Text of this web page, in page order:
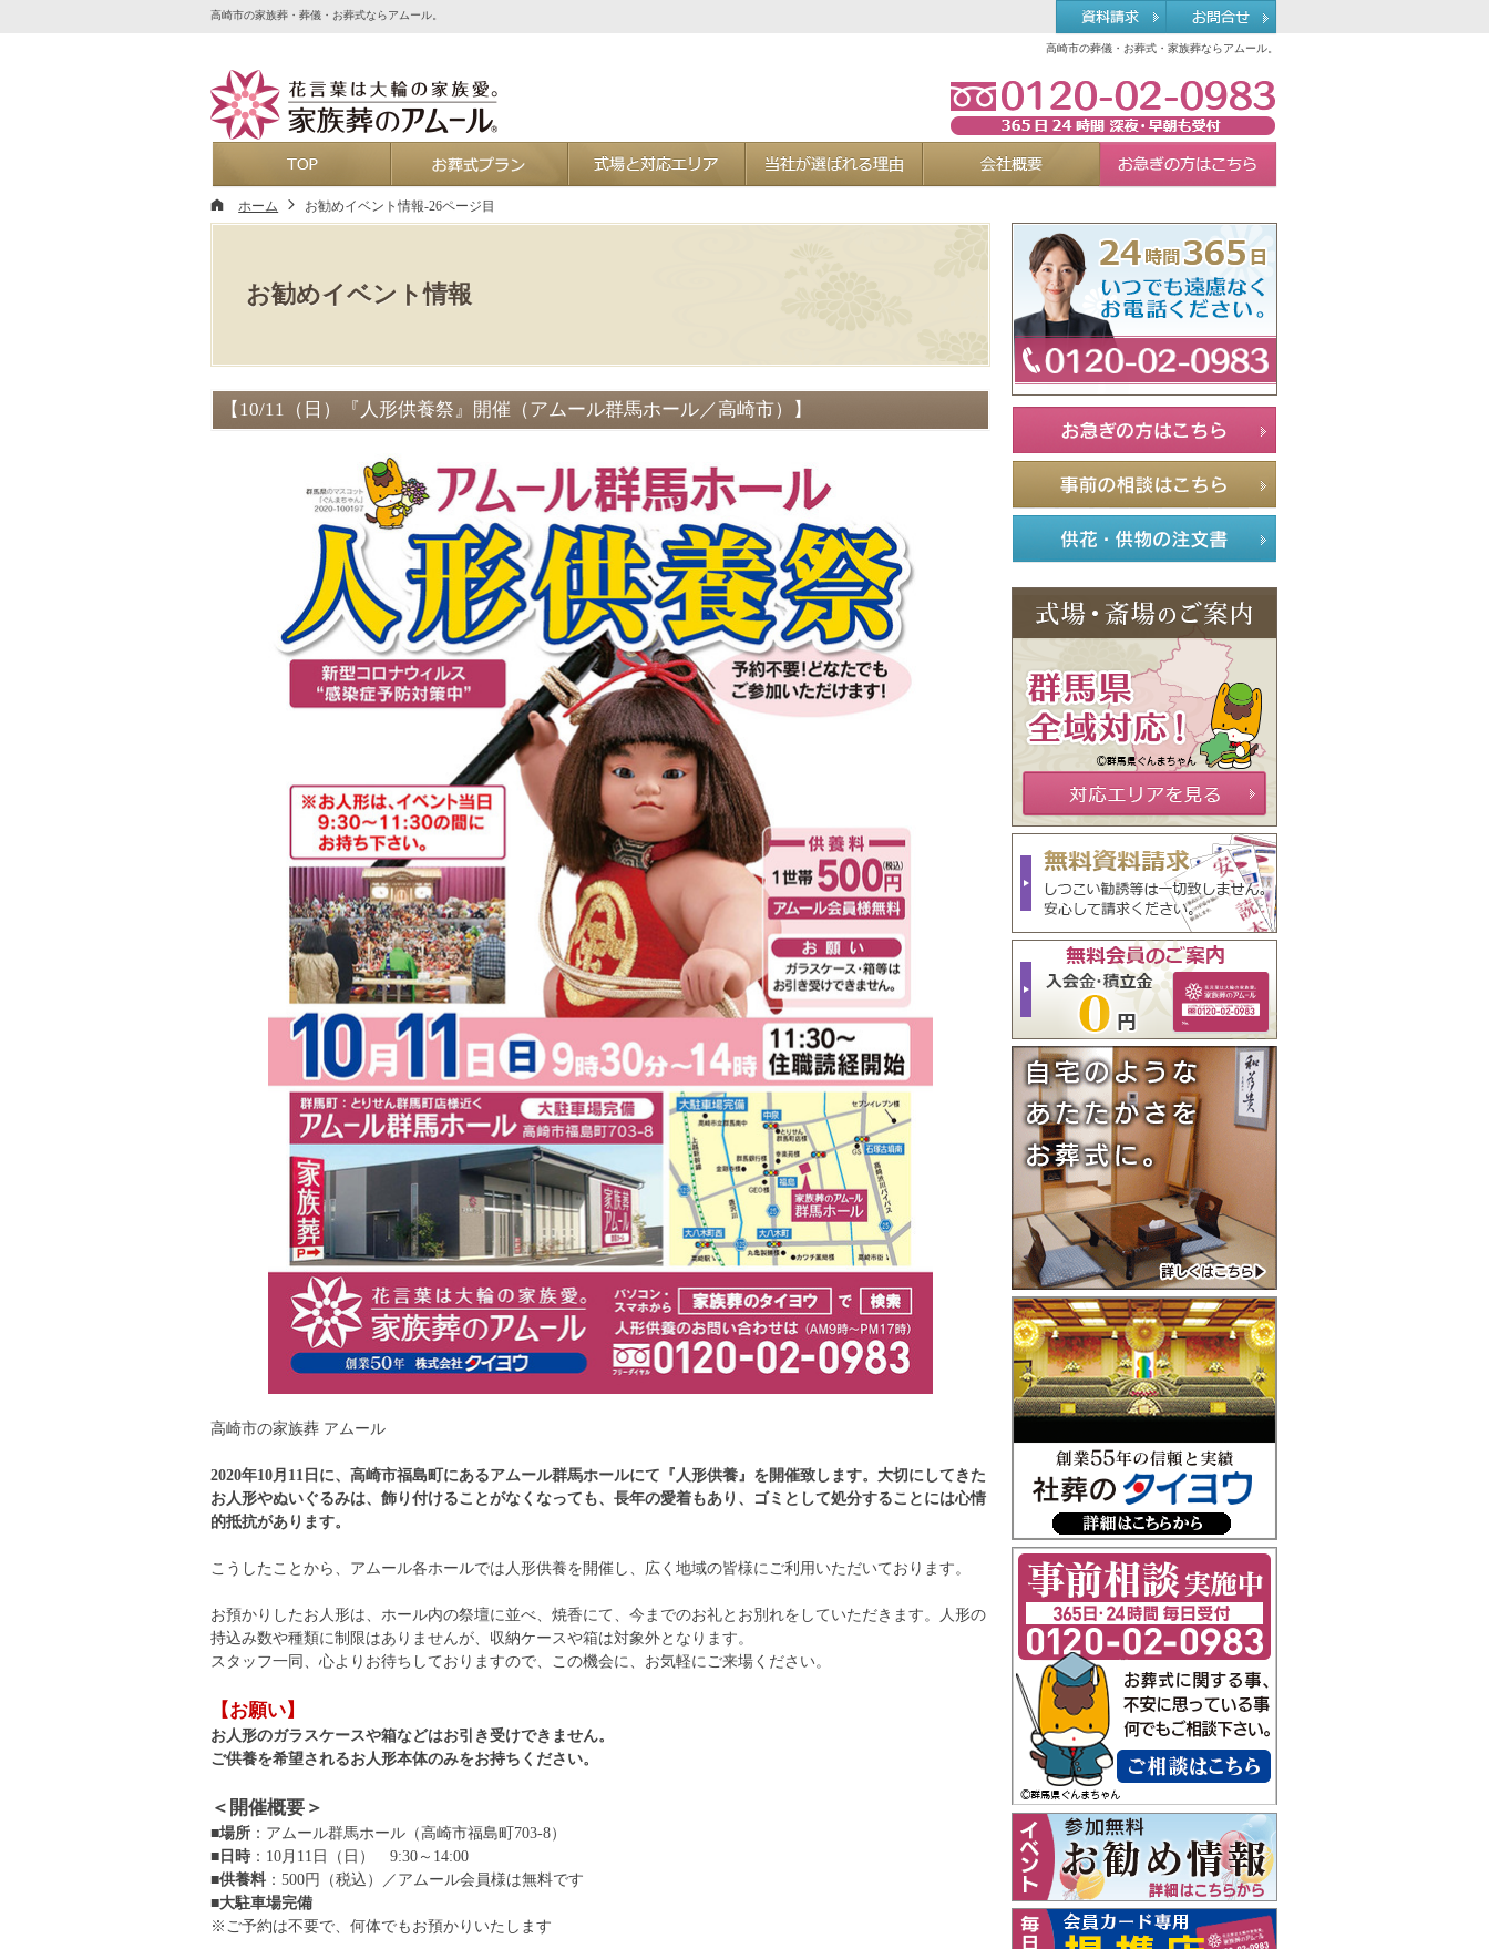
お勧めイベント情報
高崎市の葬儀・お葬式・家族葬ならアムール。
高崎市の家族葬・葬儀・お葬式ならアムール。
【10/11（日）『人形供養祭』開催（アムール群馬ホール／高崎市）】
高崎市の家族葬 アムール
2020年10月11日に、高崎市福島町にあるアムール群馬ホールにて『人形供養』を開催致します。大切にしてきた
お人形やぬいぐるみは、飾り付けることがなくなっても、長年の愛着もあり、ゴミとして処分することには心情
的抵抗があります。
こうしたことから、アムール各ホールでは人形供養を開催し、広く地域の皆様にご利用いただいております。
お預かりしたお人形は、ホール内の祭壇に並べ、焼香にて、今までのお礼とお別れをしていただきます。人形の
持込み数や種類に制限はありませんが、収納ケースや箱は対象外となります。
スタッフ一同、心よりお待ちしておりますので、この機会に、お気軽にご来場ください。
【お願い】
お人形のガラスケースや箱などはお引き受けできません。
ご供養を希望されるお人形本体のみをお持ちください。
＜開催概要＞
■場所 ：アムール群馬ホール（高崎市福島町703-8）
■日時 ：10月11日（日） 9:30～14:00
■供養料 ：500円（税込）／アムール会員様は無料です
■大駐車場完備
※ご予約は不要で、何体でもお預かりいたします
ホーム お勧めイベント情報-26ページ目